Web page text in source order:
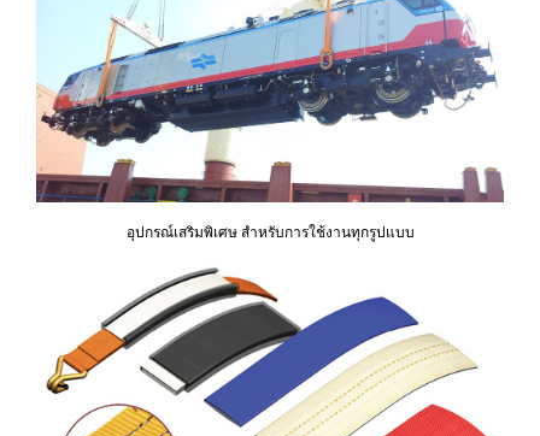
อุปกรณ์เสริมพิเศษ สำหรับการใช้งานทุกรูปแบบ